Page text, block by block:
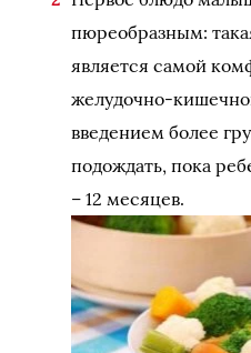
пюреобразным:
является самой
желудочно-
введением более
подождать, пока
– 12 месяцев.